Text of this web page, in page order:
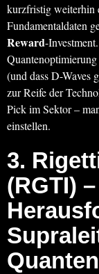
kurzfristig weiterhin
Fundamentaldaten
Reward-
(und dass D-Waves
zur Reife der
Pick im Sektor –
einstellen.
3.
(RGTI)